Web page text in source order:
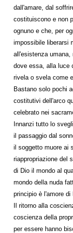
dall'amare, dal
costituiscono e non
ognuno e che, per
impossibile liberarsi
all'esistenza umana,
dove essa, alla luce
rivela o svela come
Bastano solo pochi
costitutivi dell'arco
celebrato nei
Innanzi tutto lo
il passaggio dal
il soggetto muore ai
riappropriazione del
di Dio il mondo al
mondo della nuda
principio è l'amore
Il ritorno alla
coscienza della
per essere hanno